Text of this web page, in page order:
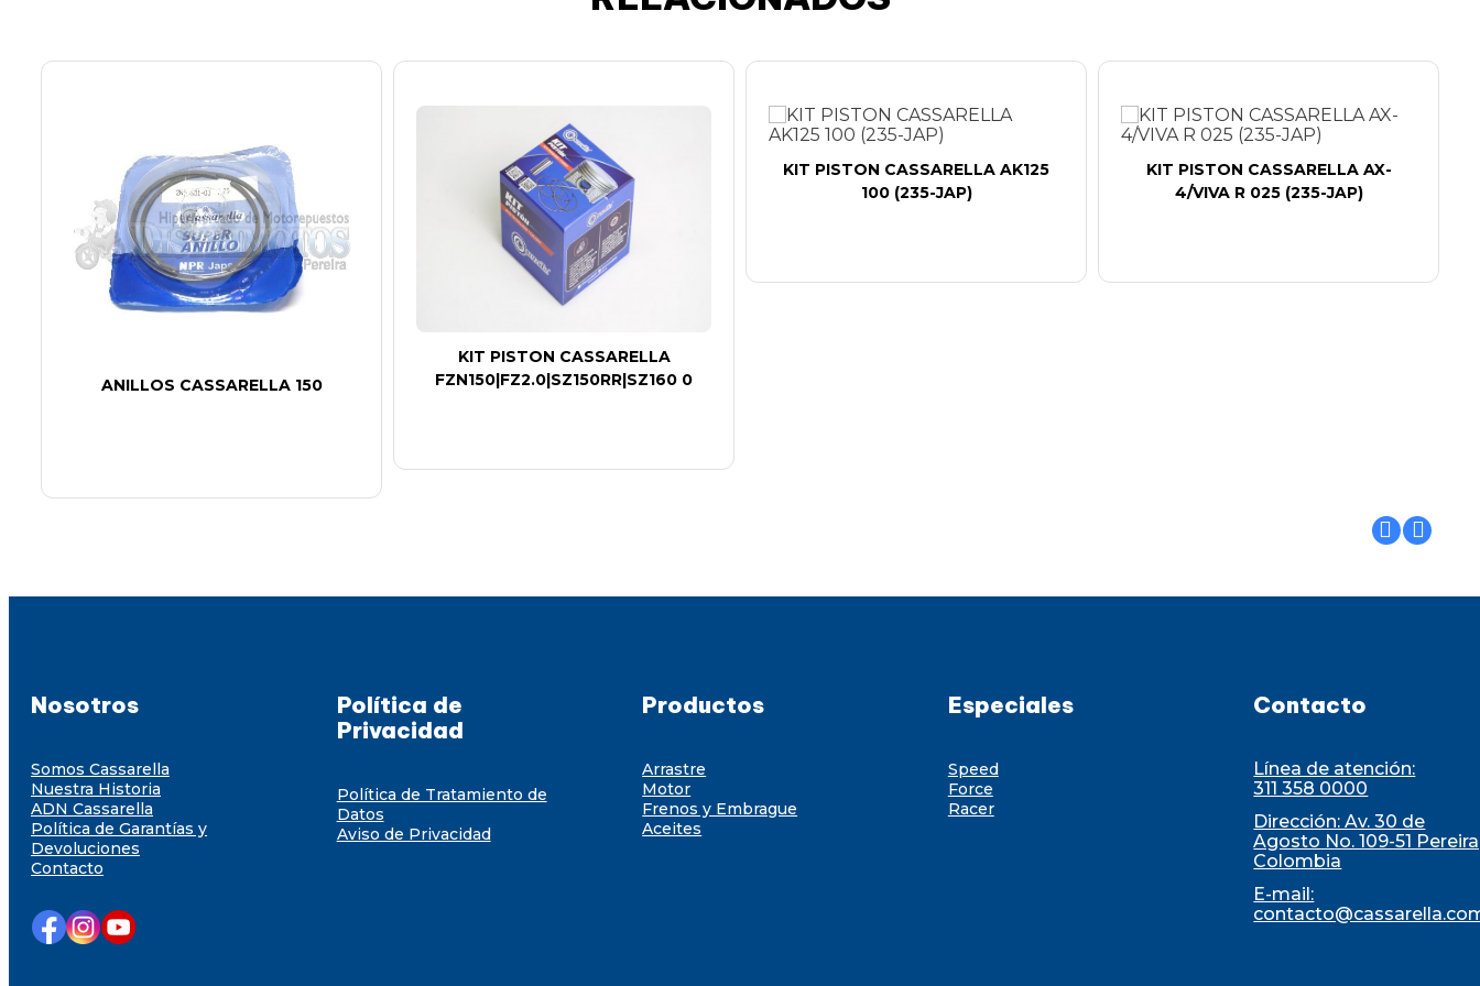
ANILLOS CASSARELLA 150
KIT PISTON CASSARELLA
FZN150|FZ2.0|SZ150RR|SZ160 0
KIT PISTON CASSARELLA AK125
100 (235-JAP)
KIT PISTON CASSARELLA AX-
4/VIVA R 025 (235-JAP)
Nosotros
Somos Cassarella
Nuestra Historia
ADN Cassarella
Política de Garantías y
Devoluciones
Contacto
Política de
Privacidad
Política de Tratamiento de
Datos
Aviso de Privacidad
Productos
Arrastre
Motor
Frenos y Embrague
Aceites
Especiales
Speed
Force
Racer
Contacto
Línea de atención:
311 358 0000
Dirección: Av. 30 de
Agosto No. 109-51
Colombia
E-mail: